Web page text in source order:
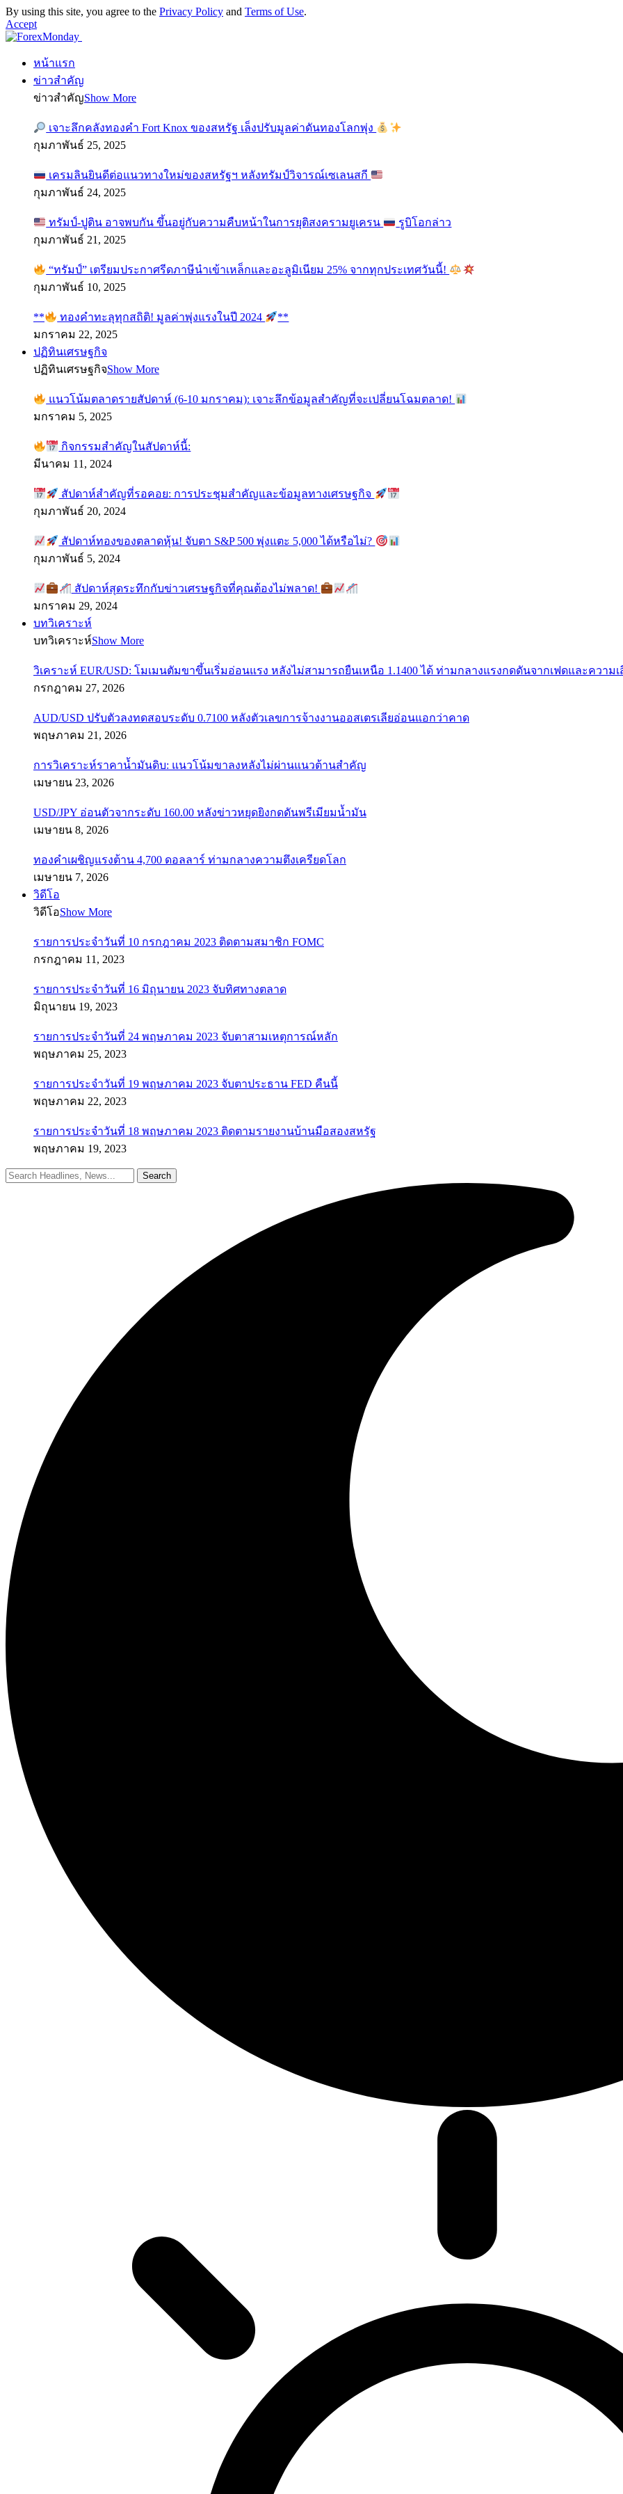
By using this site, you agree to the Privacy Policy and Terms of Use.
Accept
หน้าแรก
ข่าวสำคัญ
ข่าวสำคัญShow More
เจาะลึกคลังทองคำ Fort Knox ของสหรัฐ เล็งปรับมูลค่าดันทองโลกพุ่ง
กุมภาพันธ์ 25, 2025
เครมลินยินดีต่อแนวทางใหม่ของสหรัฐฯ หลังทรัมป์วิจารณ์เซเลนสกี
กุมภาพันธ์ 24, 2025
ทรัมป์-ปูติน อาจพบกัน ขึ้นอยู่กับความคืบหน้าในการยุติสงครามยูเครน
รูบิโอกล่าว
กุมภาพันธ์ 21, 2025
“ทรัมป์” เตรียมประกาศรีดภาษีนำเข้าเหล็กและอะลูมิเนียม 25% จากทุกประเทศวันนี้!
กุมภาพันธ์ 10, 2025
** ทองคำทะลุทุกสถิติ! มูลค่าพุ่งแรงในปี 2024
**
มกราคม 22, 2025
ปฏิทินเศรษฐกิจ
ปฏิทินเศรษฐกิจShow More
แนวโน้มตลาดรายสัปดาห์ (6-10 มกราคม): เจาะลึกข้อมูลสำคัญที่จะเปลี่ยนโฉมตลาด!
มกราคม 5, 2025
กิจกรรมสำคัญในสัปดาห์นี้:
มีนาคม 11, 2024
สัปดาห์สำคัญที่รอคอย: การประชุมสำคัญและข้อมูลทางเศรษฐกิจ
กุมภาพันธ์ 20, 2024
สัปดาห์ทองของตลาดหุ้น! จับตา S&P 500 พุ่งแตะ 5,000 ได้หรือไม่?
กุมภาพันธ์ 5, 2024
สัปดาห์สุดระทึกกับข่าวเศรษฐกิจที่คุณต้องไม่พลาด!
มกราคม 29, 2024
บทวิเคราะห์
บทวิเคราะห์Show More
วิเคราะห์ EUR/USD: โมเมนตัมขาขึ้นเริ่มอ่อนแรง หลังไม่สามารถยืนเหนือ 1.1400 ได้ ท่ามกลางแรงกดดันจากเฟดและความ
กรกฎาคม 27, 2026
AUD/USD ปรับตัวลงทดสอบระดับ 0.7100 หลังตัวเลขการจ้างงานออสเตรเลียอ่อนแอกว่าคาด
พฤษภาคม 21, 2026
การวิเคราะห์ราคาน้ำมันดิบ: แนวโน้มขาลงหลังไม่ผ่านแนวต้านสำคัญ
เมษายน 23, 2026
USD/JPY อ่อนตัวจากระดับ 160.00 หลังข่าวหยุดยิงกดดันพรีเมียมน้ำมัน
เมษายน 8, 2026
ทองคำเผชิญแรงต้าน 4,700 ดอลลาร์ ท่ามกลางความตึงเครียดโลก
เมษายน 7, 2026
วิดีโอ
วิดีโอShow More
รายการประจำวันที่ 10 กรกฎาคม 2023 ติดตามสมาชิก FOMC
กรกฎาคม 11, 2023
รายการประจำวันที่ 16 มิถุนายน 2023 จับทิศทางตลาด
มิถุนายน 19, 2023
รายการประจำวันที่ 24 พฤษภาคม 2023 จับตาสามเหตุการณ์หลัก
พฤษภาคม 25, 2023
รายการประจำวันที่ 19 พฤษภาคม 2023 จับตาประธาน FED คืนนี้
พฤษภาคม 22, 2023
รายการประจำวันที่ 18 พฤษภาคม 2023 ติดตามรายงานบ้านมือสองสหรัฐ
พฤษภาคม 19, 2023